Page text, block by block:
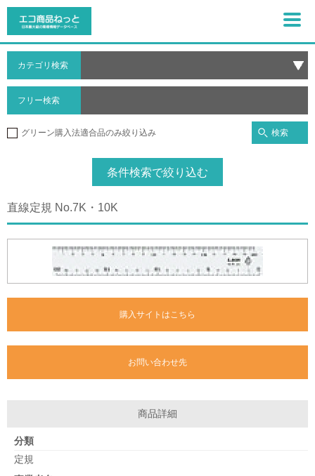
カテゴリ検索
フリー検索
グリーン購入法適合品のみ絞り込み 検索
条件検索で絞り込む
直線定規 No.7K・10K
購入サイトはこちら
お問い合わせ先
商品詳細
分類
定規